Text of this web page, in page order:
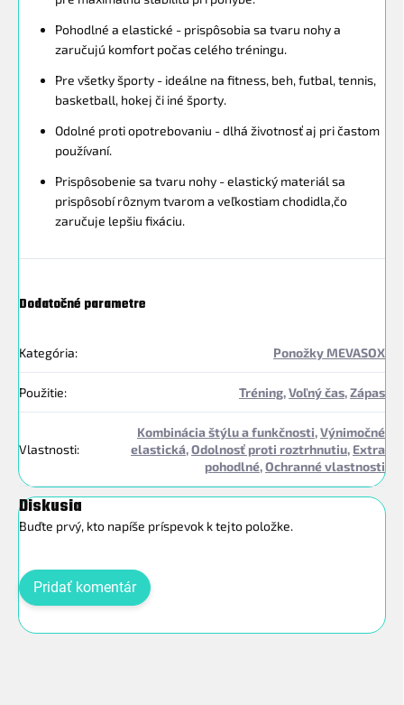
Pohodlné a elastické - prispôsobia sa tvaru nohy a
zaručujú komfort počas celého tréningu.
Pre všetky športy - ideálne na fitness, beh, futbal, tennis,
basketball, hokej či iné športy.
Odolné proti opotrebovaniu - dlhá životnosť aj pri častom
používaní.
Prispôsobenie sa tvaru nohy - elastický materiál sa
prispôsobí rôznym tvarom a veľkostiam chodidla,čo
zaručuje lepšiu fixáciu.
Dodatočné parametre
Kategória: Ponožky MEVASOX
Použitie: Tréning,Voľný čas,Zápas
Vlastnosti:
Kombinácia štýlu a funkčnosti,Výnimočné
elastická,Odolnosť proti roztrhnutiu, Extra
pohodlné,Ochranné vlastnosti
Diskusia
Buďte prvý, kto napíše príspevok k tejto položke.
Pridať komentár